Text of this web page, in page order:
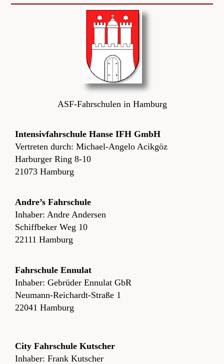
ASF-Fahrschulen in Hamburg
Intensivfahrschule Hanse IFH GmbH
Vertreten durch: Michael-Angelo Acikgöz
Harburger Ring 8-10
21073 Hamburg
Andre’s Fahrschule
Inhaber: Andre Andersen
Schiffbeker Weg 10
22111 Hamburg
Fahrschule Ennulat
Inhaber: Gebrüder Ennulat GbR
Neumann-Reichardt-Straße 1
22041 Hamburg
City Fahrschule Kutscher
Inhaber: Frank Kutscher